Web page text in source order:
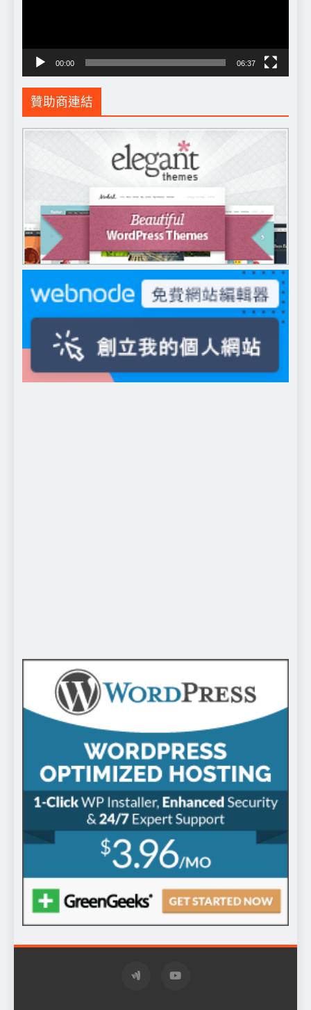
00:00 06:37
贊助商連結